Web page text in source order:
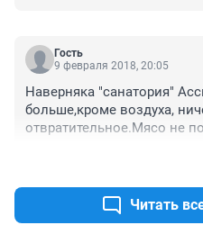
гипермаркетов по 200
99% пустые, ведь на
Гость
9 февраля 2018, 20:05
Наверняка "санатория"
больше,кроме воздуха,
отвратительное.Мясо не
Читать